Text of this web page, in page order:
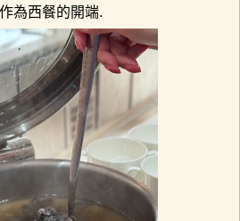
作為西餐的開端.